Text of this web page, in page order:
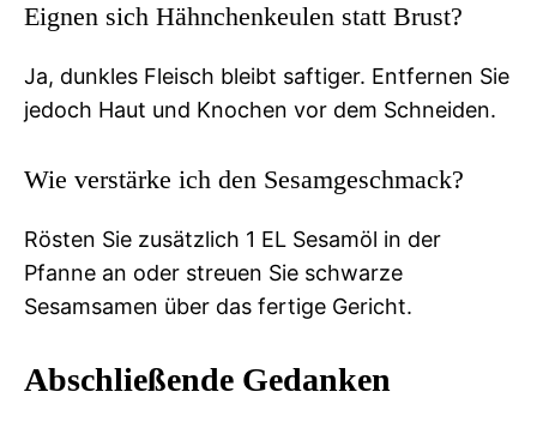
Eignen sich Hähnchenkeulen statt Brust?
Ja, dunkles Fleisch bleibt saftiger. Entfernen Sie
jedoch Haut und Knochen vor dem Schneiden.
Wie verstärke ich den Sesamgeschmack?
Rösten Sie zusätzlich 1 EL Sesamöl in der
Pfanne an oder streuen Sie schwarze
Sesamsamen über das fertige Gericht.
Abschließende Gedanken